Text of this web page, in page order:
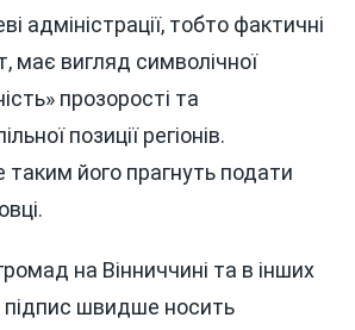
адміністрації, тобто фактичні
має вигляд символічної
прозорості та
позиції регіонів.
його прагнуть подати
на Вінниччині та в інших
підпис швидше носить